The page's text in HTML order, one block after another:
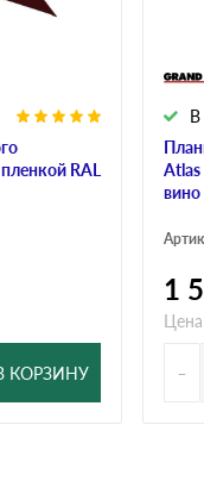
RAL
КОРЗИНУ
Atlas
вино
В
1
-